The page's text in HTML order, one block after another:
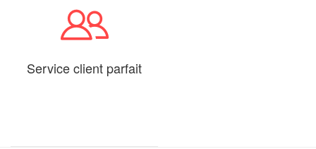
Service client parfait